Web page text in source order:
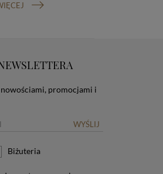
nowościami, promocjami i
WYŚLIJ
Biżuteria